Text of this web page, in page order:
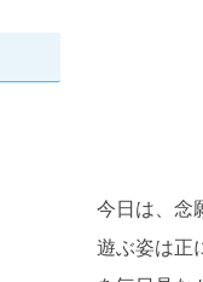
今日は、念
遊ぶ姿は正